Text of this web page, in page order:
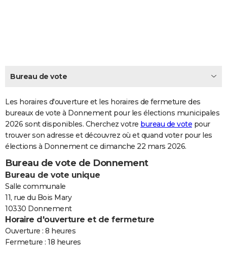
CARTE DE VOEUX
Dictionnaire
Biographies
Citations
Expressions
Proverbes
PROGRAMME TV
COPAINS D'AVANT
FORUM
Bricolage
Lifestyle
Culture
Sport
Auto
Television
Voyage
Cinema
Bureau de vote
Les horaires d'ouverture et les horaires de fermeture des
bureaux de vote à Donnement pour les élections municipales
2026 sont disponibles. Cherchez votre bureau de vote pour
trouver son adresse et découvrez où et quand voter pour les
élections à Donnement ce dimanche 22 mars 2026.
Bureau de vote de Donnement
Bureau de vote unique
Salle communale
11, rue du Bois Mary
10330 Donnement
Horaire d'ouverture et de fermeture
Ouverture : 8 heures
Fermeture : 18 heures